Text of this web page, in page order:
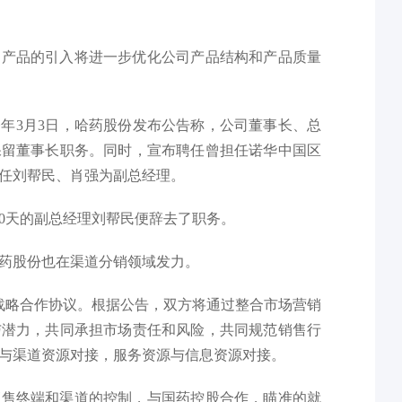
品的引入将进一步优化公司产品结构和产品质量
3月3日，哈药股份发布公告称，公司董事长、总
董事长职务。同时，宣布聘任曾担任诺华中国区
刘帮民、肖强为副总经理。
的副总经理刘帮民便辞去了职务。
股份也在渠道分销领域发力。
合作协议。根据公告，双方将通过整合市场营销
力，共同承担市场责任和风险，共同规范销售行
道资源对接，服务资源与信息资源对接。
终端和渠道的控制，与国药控股合作，瞄准的就